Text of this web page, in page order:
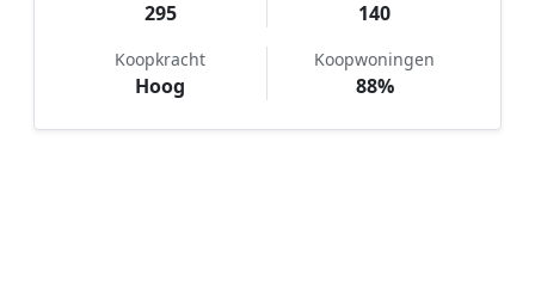
295 140
Koopkracht
Hoog
Koopwoningen
88%